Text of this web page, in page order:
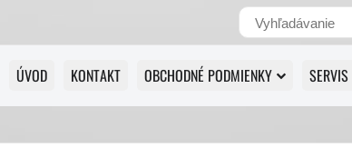
ÚVOD KONTAKT OBCHODNÉ PODMIENKY